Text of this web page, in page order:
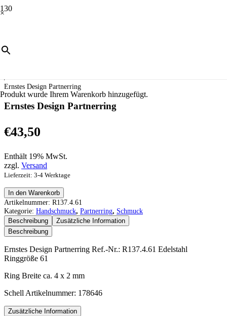
×
Produkt wurde Ihrem Warenkorb hinzugefügt.
Handschmuck
/
Ernstes Design Partnerring
Ernstes Design Partnerring
€43,50
Enthält 19% MwSt.
zzgl. Versand
Lieferzeit: 3-4 Werktage
Ernstes
Design
Partnerring
Menge
In den Warenkorb
Artikelnummer: R137.4.61
Kategorie: Handschmuck, Partnerring, Schmuck
Beschreibung
Zusätzliche Information
Beschreibung
Ernstes Design Partnerring Ref.-Nr.: R137.4.61 Edelstahl
Ringgröße 61
Ring Breite ca. 4 x 2 mm
Schell Artikelnummer: 178646
Zusätzliche Information